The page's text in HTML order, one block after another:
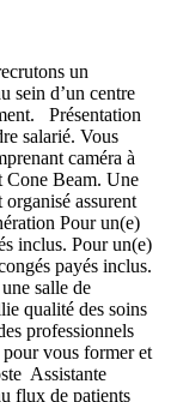
un
sein d’un centre
Présentation
salarié. Vous
caméra à
Cone Beam. Une
organisé assurent
Pour un(e)
inclus. Pour un(e)
payés inclus.
salle de
qualité des soins
professionnels
vous former et
Assistante
flux de patients